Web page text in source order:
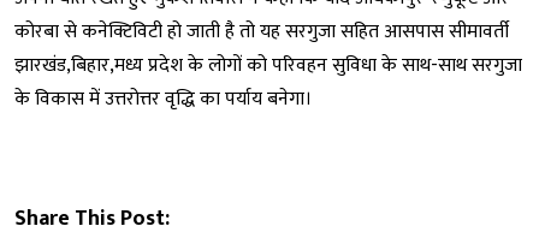
कोरबा से कनेक्टिविटी हो जाती है तो यह सरगुजा सहित आसपास सीमावर्ती
झारखंड,बिहार,मध्य प्रदेश के लोगों को परिवहन सुविधा के साथ-साथ सरगुजा
के विकास में उत्तरोत्तर वृद्धि का पर्याय बनेगा।
Share This Post: